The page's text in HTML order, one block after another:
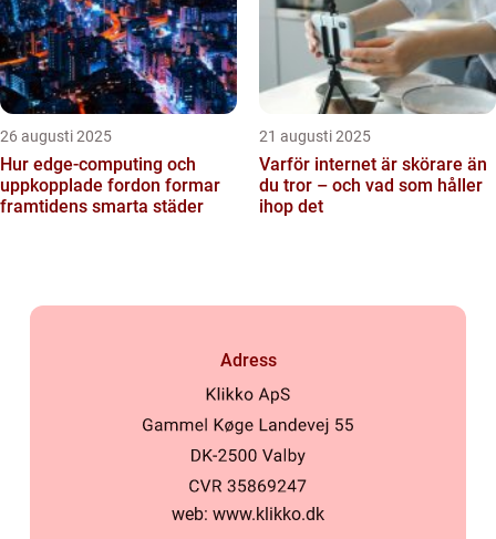
26 augusti 2025
Hur edge‑computing och
uppkopplade fordon formar
framtidens smarta städer
21 augusti 2025
Varför internet är skörare än
du tror – och vad som håller
ihop det
Adress
web: www.klikko.dk